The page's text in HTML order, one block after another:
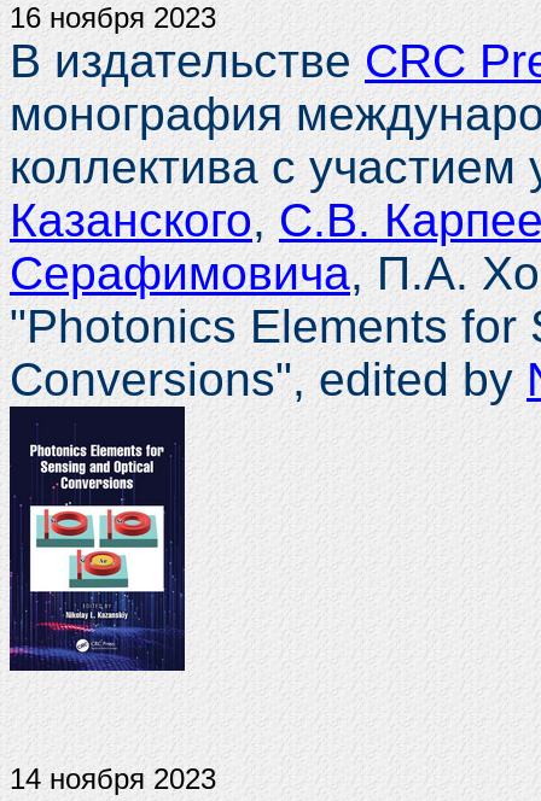
16 ноября 2023
В издательствеCRC
монография
коллектива с
Казанского, С.В.
Серафимовича, П.А.
"Photonics Elements for
Conversions", edited by
14 ноября 2023